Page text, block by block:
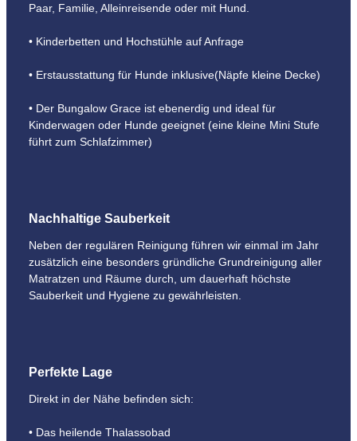
Paar, Familie, Alleinreisende oder mit Hund.
• Kinderbetten und Hochstühle auf Anfrage
• Erstausstattung für Hunde inklusive(Näpfe kleine Decke)
• Der Bungalow Grace ist ebenerdig und ideal für
Kinderwagen oder Hunde geeignet (eine kleine Mini Stufe
führt zum Schlafzimmer)
Nachhaltige Sauberkeit
Neben der regulären Reinigung führen wir einmal im Jahr
zusätzlich eine besonders gründliche Grundreinigung aller
Matratzen und Räume durch, um dauerhaft höchste
Sauberkeit und Hygiene zu gewährleisten.
Perfekte Lage
Direkt in der Nähe befinden sich:
• Das heilende Thalassobad